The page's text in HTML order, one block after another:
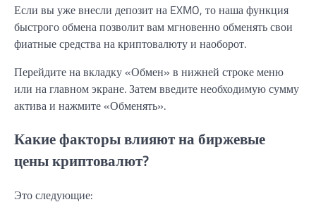
Если вы уже внесли депозит на EXMO, то наша функция
быстрого обмена позволит вам мгновенно обменять свои
фиатные средства на криптовалюту и наоборот.
Перейдите на вкладку «Обмен» в нижней строке меню
или на главном экране. Затем введите необходимую сумму
актива и нажмите «Обменять».
Какие факторы влияют на биржевые
цены криптовалют?
Это следующие: